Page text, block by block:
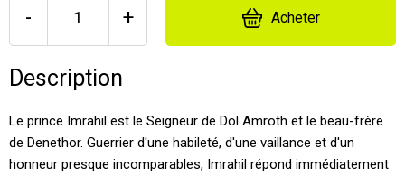
- + Acheter
Description
Le prince Imrahil est le Seigneur de Dol Amroth et le beau-frère
de Denethor. Guerrier d'une habileté, d'une vaillance et d'un
honneur presque incomparables, Imrahil répond immédiatement